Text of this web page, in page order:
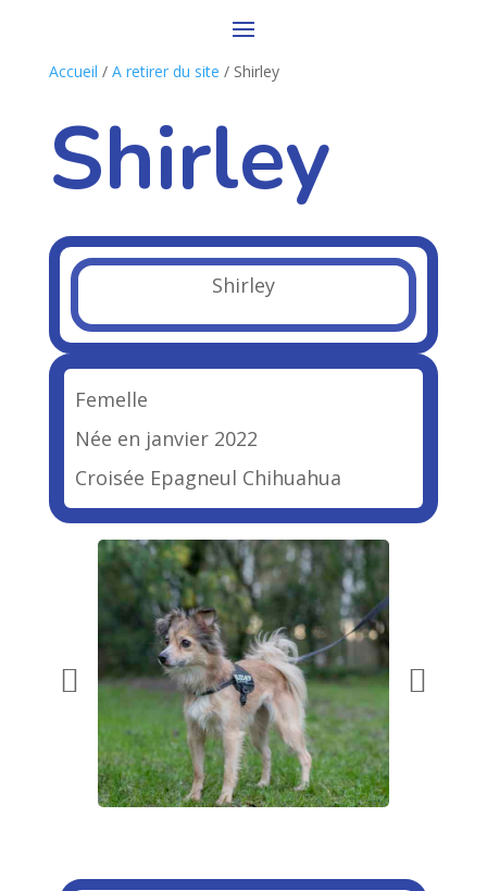
Accueil / A retirer du site / Shirley
Shirley
Shirley
Femelle
Née en janvier 2022
Croisée Epagneul Chihuahua